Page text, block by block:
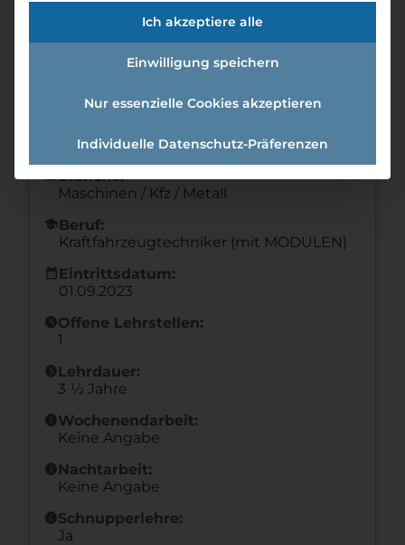
Lehre Kfz Technik
Offene Lehrstellen Lehre KFZ Technik
Details zur Lehrstelle
folderBranche:
Maschinen / Kfz / Metall
schoolBeruf:
Kraftfahrzeugtechniker (mit MODULEN)
calendar_month Eintrittsdatum:
01.09.2023
scheduleOffene Lehrstellen:
1
scheduleLehrdauer:
3 ½ Jahre
infoWochenendarbeit:
Keine Angabe
infoNachtarbeit:
Keine Angabe
infoSchnupperlehre:
Ja
Ich akzeptiere alle
Einwilligung speichern
Nur essenzielle Cookies akzeptieren
Individuelle Datenschutz-Präferenzen